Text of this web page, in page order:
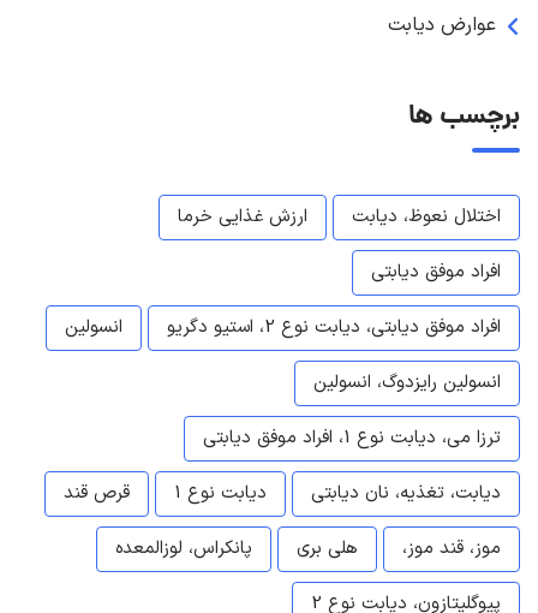
عوارض دیابت
برچسب ها
اختلال نعوظ، دیابت
ارزش غذایی خرما
افراد موفق دیابتی
افراد موفق دیابتی، دیابت نوع 2، استیو دگریو
انسولین
انسولین رایزدوگ، انسولین
ترزا می، دیابت نوع 1، افراد موفق دیابتی
دیابت، تغذیه، نان دیابتی
دیابت نوع 1
قرص قند
موز، قند موز،
هلی بری
پانکراس، لوزالمعده
پیوگلیتازون، دیابت نوع 2